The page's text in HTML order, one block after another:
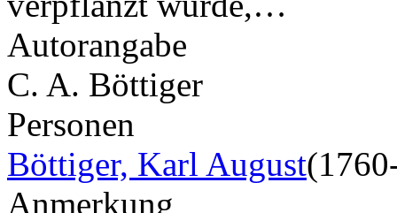
Autorangabe
C. A. Böttiger
Personen
Böttiger, Karl August
Anmerkung